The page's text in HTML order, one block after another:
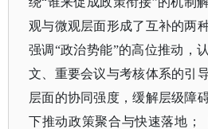
观与微观层面形成了互补的两
强调“政治势能”的高位推动，
文、重要会议与考核体系的引
层面的协同强度，缓解层级障
下推动政策聚合与快速落地；